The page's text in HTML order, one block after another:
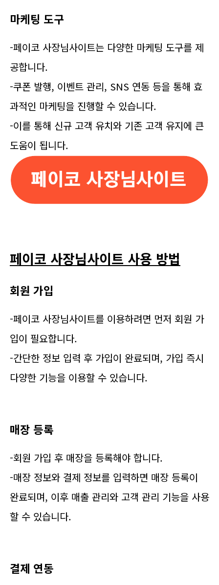
마케팅 도구
-페이코 사장님사이트는 다양한 마케팅 도구를 제
공합니다.
-쿠폰 발행, 이벤트 관리, SNS 연동 등을 통해 효
과적인 마케팅을 진행할 수 있습니다.
-이를 통해 신규 고객 유치와 기존 고객 유지에 큰
도움이 됩니다.
페이코 사장님사이트 사용 방법
회원 가입
-페이코 사장님사이트를 이용하려면 먼저 회원 가
입이 필요합니다.
-간단한 정보 입력 후 가입이 완료되며, 가입 즉시
다양한 기능을 이용할 수 있습니다.
매장 등록
-회원 가입 후 매장을 등록해야 합니다.
-매장 정보와 결제 정보를 입력하면 매장 등록이
완료되며, 이후 매출 관리와 고객 관리 기능을 사용
할 수 있습니다.
결제 연동